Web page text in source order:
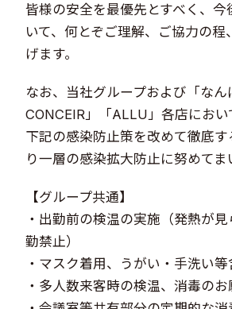
皆様の安全を最優先とすべく、今
いて、何とぞご理解、ご協力の程
げます。
なお、当社グループおよび「な
CONCEIR」「ALLU」各店におい
下記の感染防止策を改めて徹底す
り一層の感染拡大防止に努めてま
【グループ共通】
・出勤前の検温の実施（発熱が
勤禁止）
・マスク着用、うがい・手洗い
・多人数来客時の検温、消毒のお